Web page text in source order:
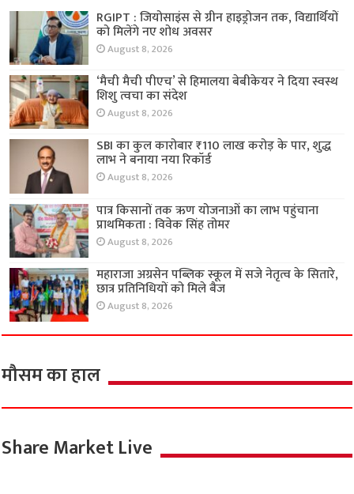
RGIPT : जियोसाइंस से ग्रीन हाइड्रोजन तक, विद्यार्थियों
को मिलेंगे नए शोध अवसर
August 8, 2026
‘मैची मैची पीएच’ से हिमालया बेबीकेयर ने दिया स्वस्थ
शिशु त्वचा का संदेश
August 8, 2026
SBI का कुल कारोबार ₹110 लाख करोड़ के पार, शुद्ध
लाभ ने बनाया नया रिकॉर्ड
August 8, 2026
पात्र किसानों तक ऋण योजनाओं का लाभ पहुंचाना
प्राथमिकता : विवेक सिंह तोमर
August 8, 2026
महाराजा अग्रसेन पब्लिक स्कूल में सजे नेतृत्व के सितारे,
छात्र प्रतिनिधियों को मिले बैज
August 8, 2026
मौसम का हाल
Share Market Live